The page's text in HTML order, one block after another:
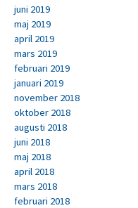
juni 2019
maj 2019
april 2019
mars 2019
februari 2019
januari 2019
november 2018
oktober 2018
augusti 2018
juni 2018
maj 2018
april 2018
mars 2018
februari 2018